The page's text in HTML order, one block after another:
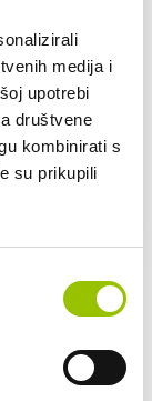
medija i
upotrebi
društvene
kombinirati s
su prikupili
add_circle